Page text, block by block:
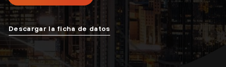
Descargar la ficha de datos